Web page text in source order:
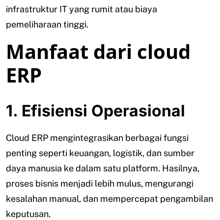
infrastruktur IT yang rumit atau biaya
pemeliharaan tinggi.
Manfaat dari cloud
ERP
1. Efisiensi Operasional
Cloud ERP mengintegrasikan berbagai fungsi
penting seperti keuangan, logistik, dan sumber
daya manusia ke dalam satu platform. Hasilnya,
proses bisnis menjadi lebih mulus, mengurangi
kesalahan manual, dan mempercepat pengambilan
keputusan.